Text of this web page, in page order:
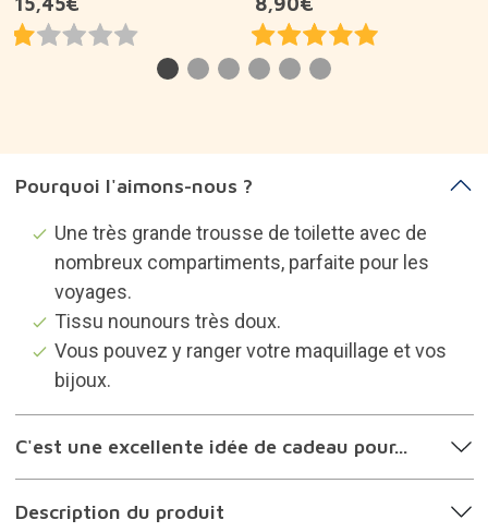
Pourquoi l'aimons-nous ?
Une très grande trousse de toilette avec de
nombreux compartiments, parfaite pour les
voyages.
Tissu nounours très doux.
Vous pouvez y ranger votre maquillage et vos
bijoux.
C'est une excellente idée de cadeau pour...
Description du produit